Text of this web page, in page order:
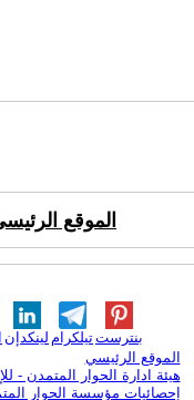
الموقع
لينكدإن تيلكرامبنترست
الموقع الرئيسي
هيئة ادارة الحوار المتمدن -
إحصائيات مؤسسة الحوار